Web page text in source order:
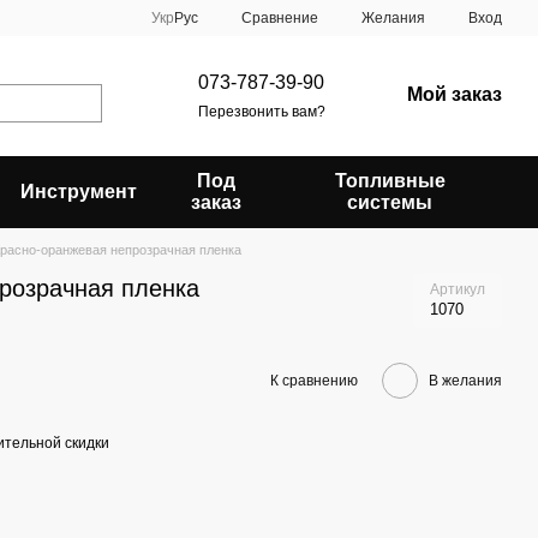
Укр Рус Сравнение Желания Вход
073-787-39-90
Перезвонить вам?
Мой заказ
Инструмент
Под
заказ
Топливные
системы
оранжевая непрозрачная пленка
пленка Артикул
1070
К сравнению В желания
скидки